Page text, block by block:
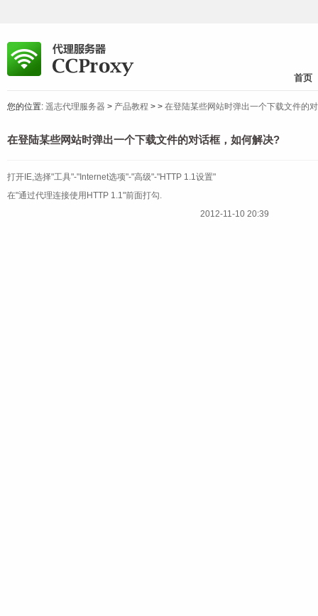
首页
您的位置: 遥志代理服务器 > 产品教程 > > 在登陆某些网站时弹出一个下载文件的
在登陆某些网站时弹出一个下载文件的对话框，如何解决?
打开IE,选择"工具"-"Internet选项"-"高级"-"HTTP 1.1设置"
在"通过代理连接使用HTTP 1.1"前面打勾.
2012-11-10 20:39